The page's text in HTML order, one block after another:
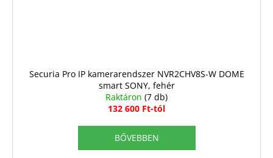
Securia Pro IP kamerarendszer NVR2CHV8S-W DOME
smart SONY, fehér
Raktáron (7 db)
132 600 Ft-tól
BŐVEBBEN